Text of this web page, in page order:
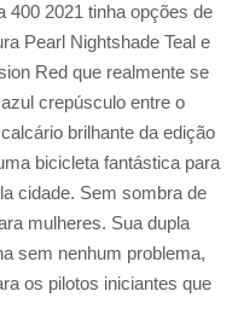
400 2021 tinha opções de
Pearl Nightshade Teal e
Red que realmente se
crepúsculo entre o
brilhante da edição
bicicleta fantástica para
cidade. Sem sombra de
mulheres. Sua dupla
sem nenhum problema,
os pilotos iniciantes que